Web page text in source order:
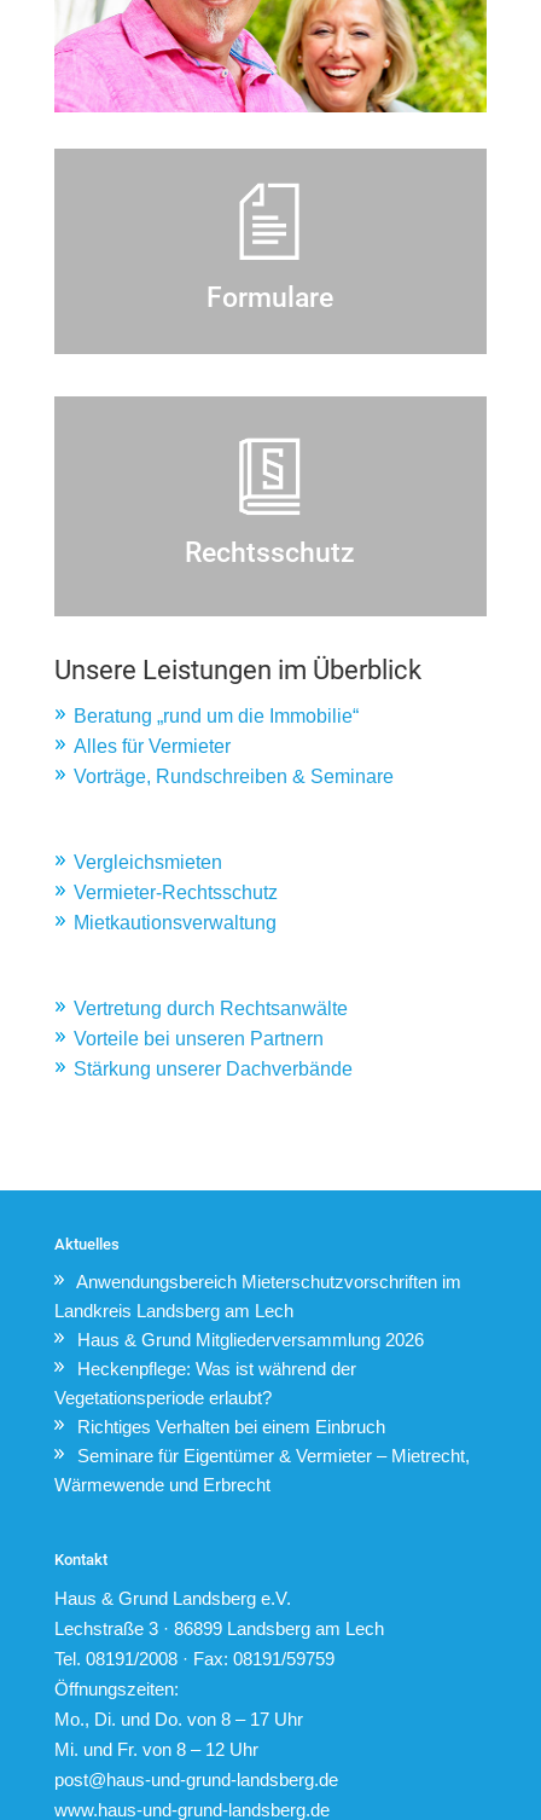
Formulare
Rechtsschutz
Unsere Leistungen im Überblick
Beratung „rund um die Immobilie“
Alles für Vermieter
Vorträge, Rundschreiben & Seminare
Vergleichsmieten
Vermieter-Rechtsschutz
Mietkautionsverwaltung
Vertretung durch Rechtsanwälte
Vorteile bei unseren Partnern
Stärkung unserer Dachverbände
Aktuelles
Anwendungsbereich Mieterschutzvorschriften im
Landkreis Landsberg am Lech
Haus & Grund Mitgliederversammlung 2026
Heckenpflege: Was ist während der
Vegetationsperiode erlaubt?
Richtiges Verhalten bei einem Einbruch
Seminare für Eigentümer & Vermieter – Mietrecht,
Wärmewende und Erbrecht
Kontakt
Haus & Grund Landsberg e.V.
Lechstraße 3 · 86899 Landsberg am Lech
Tel. 08191/2008 · Fax: 08191/59759
Öffnungszeiten:
Mo., Di. und Do. von 8 – 17 Uhr
Mi. und Fr. von 8 – 12 Uhr
post@haus-und-grund-landsberg.de
www.haus-und-grund-landsberg.de